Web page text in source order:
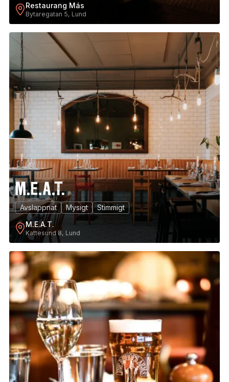
Restaurang Más
Bytaregatan 5, Lund
7
Avslappnat Mysigt
Stimmigt
M.E.A.T.
Kattesund 8, Lund
8